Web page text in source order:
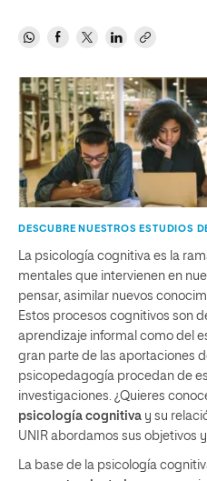
DESCUBRE NUESTROS ESTUDIOS
La psicología cognitiva es la
mentales que intervienen en
pensar, asimilar nuevos
Estos procesos cognitivos son
aprendizaje informal como del
gran parte de las aportaciones
psicopedagogía procedan de
investigaciones. ¿Quieres
psicología cognitiva y su
UNIR abordamos sus objetivos
La base de la psicología